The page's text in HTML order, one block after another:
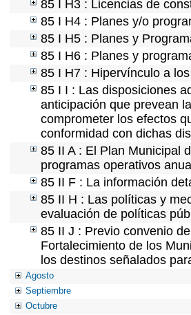
85 I H3 : Licencias de
85 I H4 : Planes y/o
85 I H5 : Planes y
85 I H6 : Planes y
85 I H7 : Hipervínculo a
85 I I : Las disposiciones
anticipación que prevean
comprometer los efectos
conformidad con dichas
85 II A : El Plan Municipal
programas operativos
85 II F : La información
85 II H : Las políticas y
evaluación de políticas
85 II J : Previo convenio
Fortalecimiento de los
los destinos señalados
Agosto
Septiembre
Octubre